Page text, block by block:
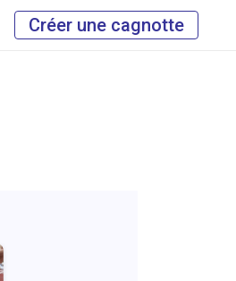
Créer une cagnotte